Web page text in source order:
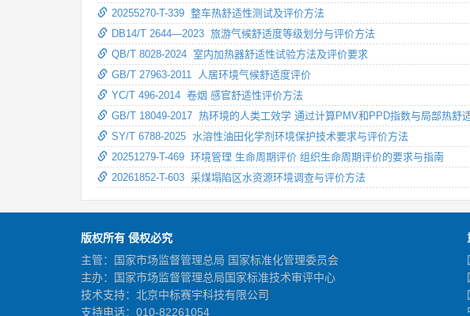
20255270-T-339 整车热舒适性测试及评价方法
DB14/T 2644—2023 旅游气候舒适度等级划分与评价方法
QB/T 8028-2024 室内加热器舒适性试验方法及评价要求
GB/T 27963-2011 人居环境气候舒适度评价
YC/T 496-2014 卷烟 感官舒适性评价方法
GB/T 18049-2017 热环境的人类工效学 通过计算PMV和PPD指数与局部热舒
SY/T 6788-2025 水溶性油田化学剂环境保护技术要求与评价方法
20251279-T-469 环境管理 生命周期评价 组织生命周期评价的要求与指南
20261852-T-603 采煤塌陷区水资源环境调查与评价方法
版权所有 侵权必究
主管：国家市场监督管理总局 国家标准化管理委员会
主办：国家市场监督管理总局国家标准技术审评中心
技术支持：北京中标赛宇科技有限公司
支持电话：010-82261054